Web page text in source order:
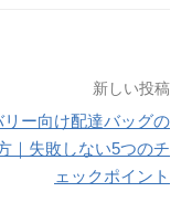
新しい投稿
リー向け配達バッグの
｜失敗しない5つのチ
ェックポイント